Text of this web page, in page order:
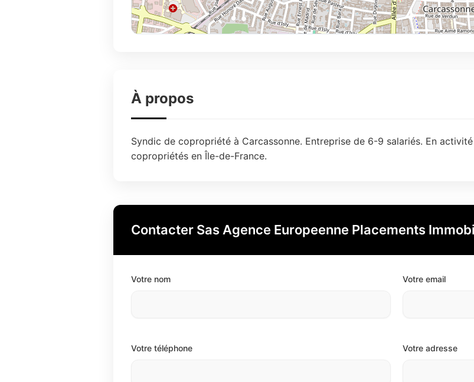
À propos
Syndic de copropriété à Carcassonne. Entreprise de 6-9 salariés. En
copropriétés en Île-de-France.
Contacter Sas Agence Europeenne Placements
Votre nom Votre email
Votre téléphone Votre adresse